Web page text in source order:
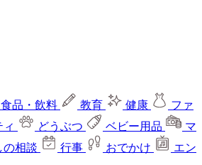
食品・飲料 教育 健康
ファ
ィ どうぶつ ベビー用品
マ
の相談 行事 おでかけ
エン